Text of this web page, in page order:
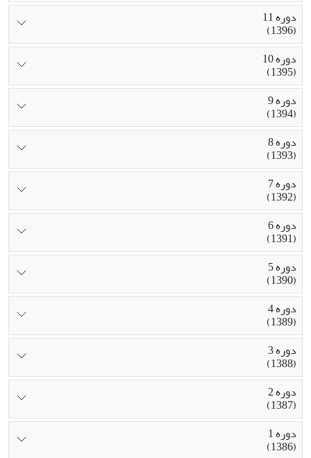
دوره 11
(1396)
دوره 10
(1395)
دوره 9
(1394)
دوره 8
(1393)
دوره 7
(1392)
دوره 6
(1391)
دوره 5
(1390)
دوره 4
(1389)
دوره 3
(1388)
دوره 2
(1387)
دوره 1
(1386)